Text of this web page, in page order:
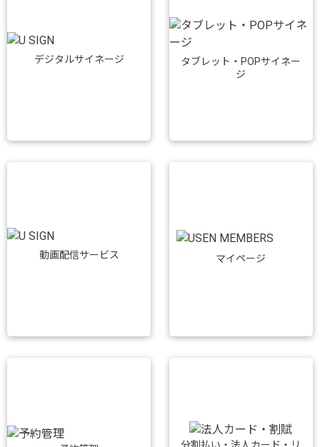
デジタルサイネージ
タブレット・POPサイネー
ジ
動画配信サービス マイページ